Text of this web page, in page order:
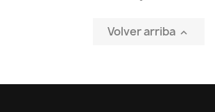
Volver arriba 